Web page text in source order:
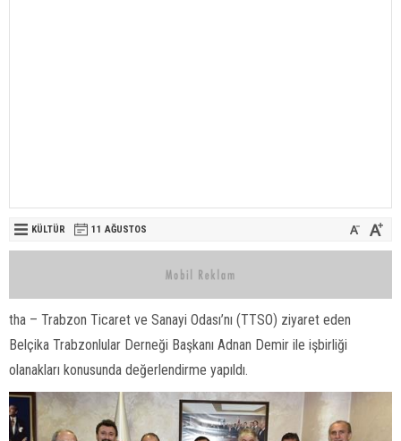
KÜLTÜR 11 AĞUSTOS
tha – Trabzon Ticaret ve Sanayi Odası’nı (TTSO) ziyaret eden
Belçika Trabzonlular Derneği Başkanı Adnan Demir ile işbirliği
olanakları konusunda değerlendirme yapıldı.